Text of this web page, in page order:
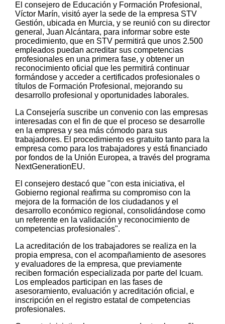
El consejero de Educación y Formación Profesional,
Víctor Marín, visitó ayer la sede de la empresa STV
Gestión, ubicada en Murcia, y se reunió con su director
general, Juan Alcántara, para informar sobre este
procedimiento, que en STV permitirá que unos 2.500
empleados puedan acreditar sus competencias
profesionales en una primera fase, y obtener un
reconocimiento oficial que les permitirá continuar
formándose y acceder a certificados profesionales o
títulos de Formación Profesional, mejorando su
desarrollo profesional y oportunidades laborales.
La Consejería suscribe un convenio con las empresas
interesadas con el fin de que el proceso se desarrolle
en la empresa y sea más cómodo para sus
trabajadores. El procedimiento es gratuito tanto para la
empresa como para los trabajadores y está financiado
por fondos de la Unión Europea, a través del programa
NextGenerationEU.
El consejero destacó que "con esta iniciativa, el
Gobierno regional reafirma su compromiso con la
mejora de la formación de los ciudadanos y el
desarrollo económico regional, consolidándose como
un referente en la validación y reconocimiento de
competencias profesionales".
La acreditación de los trabajadores se realiza en la
propia empresa, con el acompañamiento de asesores
y evaluadores de la empresa, que previamente
reciben formación especializada por parte del Icuam.
Los empleados participan en las fases de
asesoramiento, evaluación y acreditación oficial, e
inscripción en el registro estatal de competencias
profesionales.